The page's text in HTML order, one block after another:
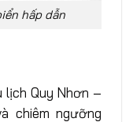
hấp dẫn
lịch Quy Nhơn –
chiêm ngưỡng